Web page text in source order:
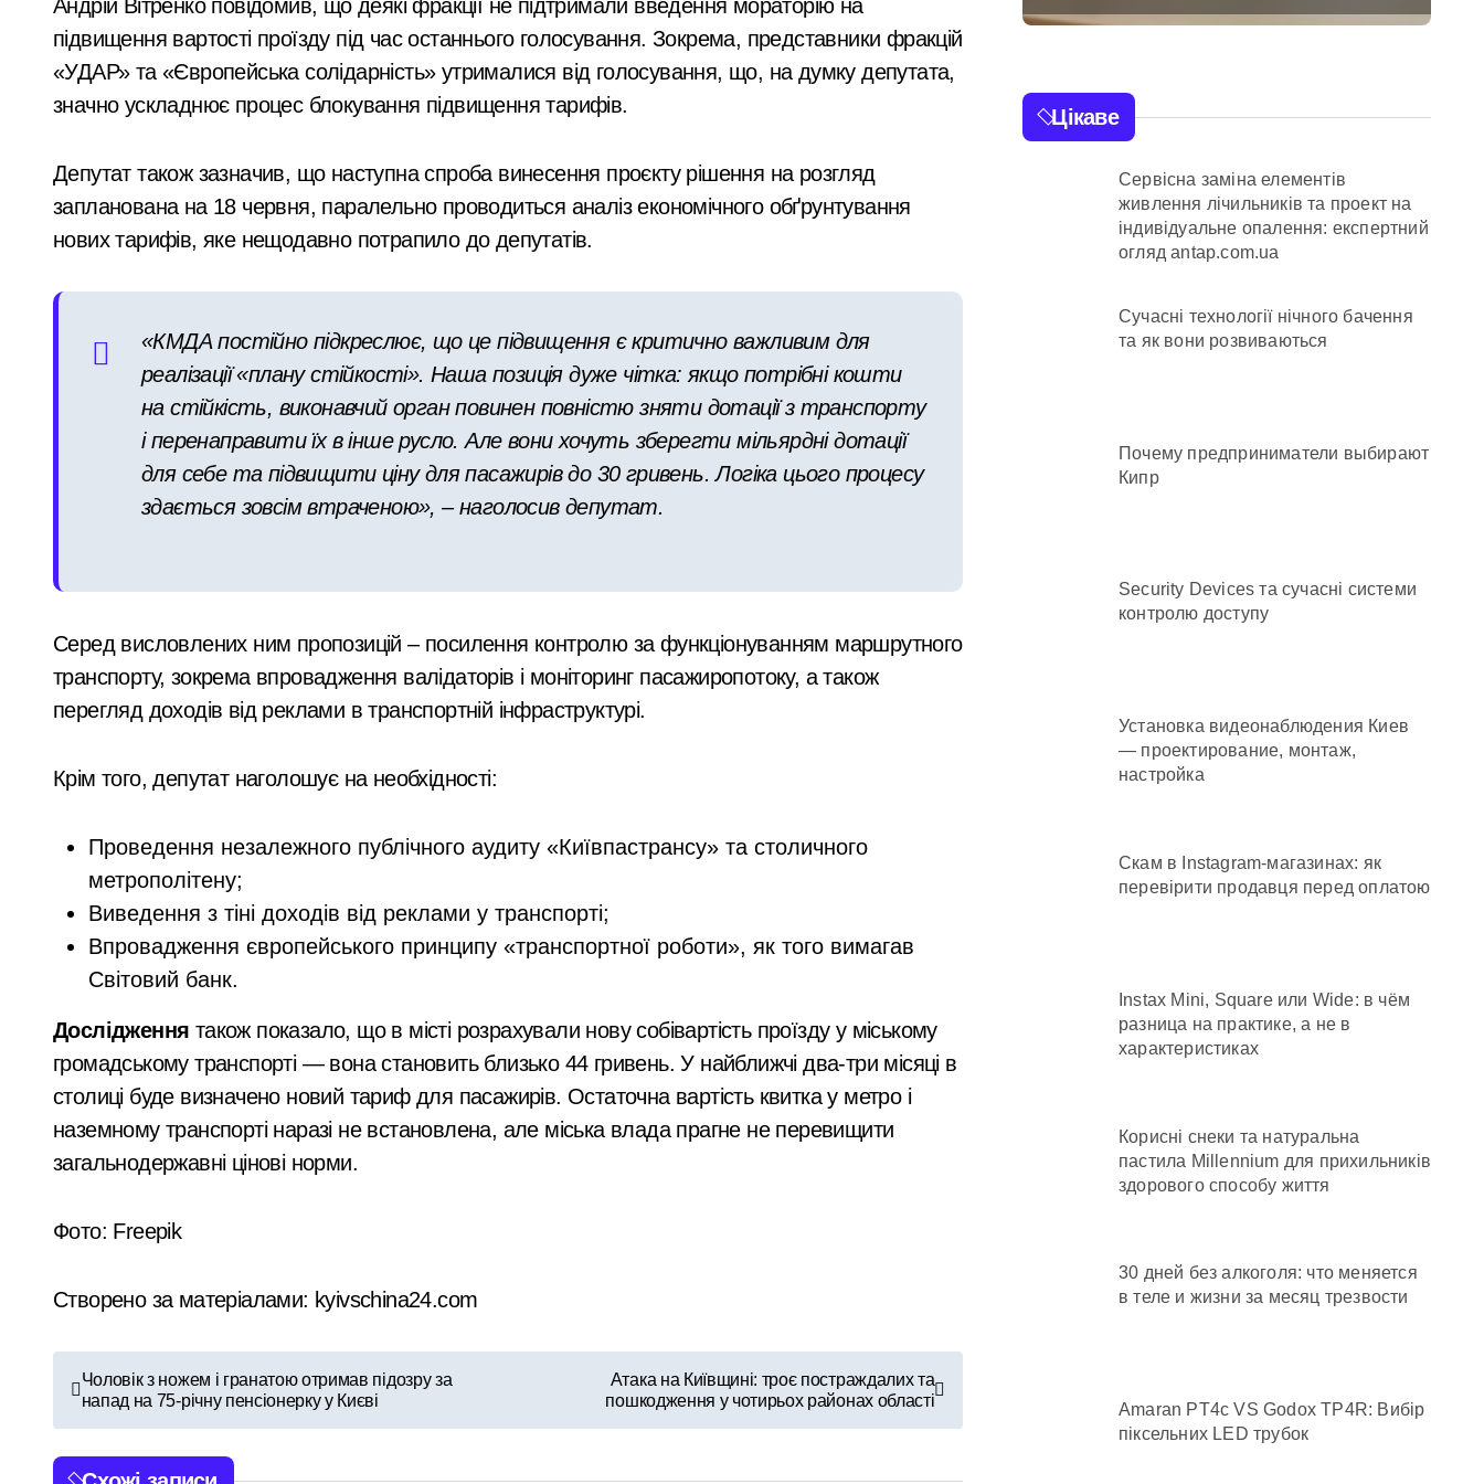
Кібербезпека для підприємців: поради поліції Київщини для захисту бізнесу та фінансів
Рятувальники Київщини борються з наслідками ворожих атак у Бучанському районі в екстремальних умовах
У Києві до 2029 року з’являться три нові станції метро: всі подробиці програми розвитку
В Київському Святошинському районі розгорілася велика пожежа: густий дим охопив численні райони міста
Київ: жінка підпалила двері сусідки через ревнощі до знайомого
У Києві посадовицю ШЕУ Дарницького району підозрюють у зловживанні资金, завдані збитки громаді становлять понад 245 тисяч гривень
У Києві під час російської атаки загинула парамедикиня «Госпітальєрів» Єва Ройтер, яка до останнього рятувала інших
Стрілянина в київському дворі: чоловік здійснив постріли біля багатоповерхівок
У Києві дітям військових відшкодовують витрати на контрактне навчання: кому доступна допомога та як її отримати
На Київщині повернули майже 1,8 млн грн з незаконної вирубки лісу
Компенсаційні виплати на освіту для дітей Захисників у Києві: умови отримання до 40 тисяч гривень і процедура подачі документів
Андрій Вітренко повідомив, що деякі фракції не підтримали введення мораторію на
підвищення вартості проїзду під час останнього голосування. Зокрема, представники фракцій
«УДАР» та «Європейська солідарність» утрималися від голосування, що, на думку депутата,
значно ускладнює процес блокування підвищення тарифів.
Депутат також зазначив, що наступна спроба винесення проєкту рішення на розгляд
запланована на 18 червня, паралельно проводиться аналіз економічного обґрунтування
нових тарифів, яке нещодавно потрапило до депутатів.
«КМДА постійно підкреслює, що це підвищення є критично важливим для
реалізації «плану стійкості». Наша позиція дуже чітка: якщо потрібні кошти
на стійкість, виконавчий орган повинен повністю зняти дотації з транспорту
і перенаправити їх в інше русло. Але вони хочуть зберегти мільярдні дотації
для себе та підвищити ціну для пасажирів до 30 гривень. Логіка цього процесу
здається зовсім втраченою», – наголосив депутат.
Серед висловлених ним пропозицій – посилення контролю за функціонуванням маршрутного
транспорту, зокрема впровадження валідаторів і моніторинг пасажиропотоку, а також
перегляд доходів від реклами в транспортній інфраструктурі.
Крім того, депутат наголошує на необхідності:
Проведення незалежного публічного аудиту «Київпастрансу» та столичного
метрополітену;
Виведення з тіні доходів від реклами у транспорті;
Впровадження європейського принципу «транспортної роботи», як того вимагав
Світовий банк.
Дослідження також показало, що в місті розрахували нову собівартість проїзду у міському
громадському транспорті — вона становить близько 44 гривень. У найближчі два-три місяці в
столиці буде визначено новий тариф для пасажирів. Остаточна вартість квитка у метро і
наземному транспорті наразі не встановлена, але міська влада прагне не перевищити
загальнодержавні цінові норми.
Фото: Freepik
Створено за матеріалами: kyivschina24.com
Н
а
в
Чоловік з ножем і гранатою отримав підозру за
напад на 75-річну пенсіонерку у Києві
Атака на Київщині: троє постраждалих та
пошкодження у чотирьох районах області
втратила $18 тисяч
через фейкового
полковника СБУ
Захисників у Києві:
умови отримання до
40 тисяч гривень і
документів
пологів: у Києві
схему сурогатного
материнства для
іноземців
Цікаве
Сервісна заміна елементів
живлення лічильників та проект на
індивідуальне опалення: експертний
огляд antap.com.ua
Сучасні технології нічного бачення
та як вони розвиваються
Почему предприниматели выбирают
Кипр
Security Devices та сучасні системи
контролю доступу
Установка видеонаблюдения Киев
— проектирование, монтаж,
настройка
Скам в Instagram-магазинах: як
перевірити продавця перед оплатою
Instax Mini, Square или Wide: в чём
разница на практике, а не в
характеристиках
Корисні снеки та натуральна
пастила Millennium для прихильників
здорового способу життя
30 дней без алкоголя: что меняется
в теле и жизни за месяц трезвости
Amaran PT4c VS Godox TP4R: Вибір
піксельних LED трубок